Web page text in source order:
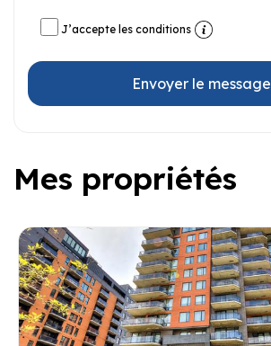
J’accepte les conditions
Envoyer le message
Mes propriétés